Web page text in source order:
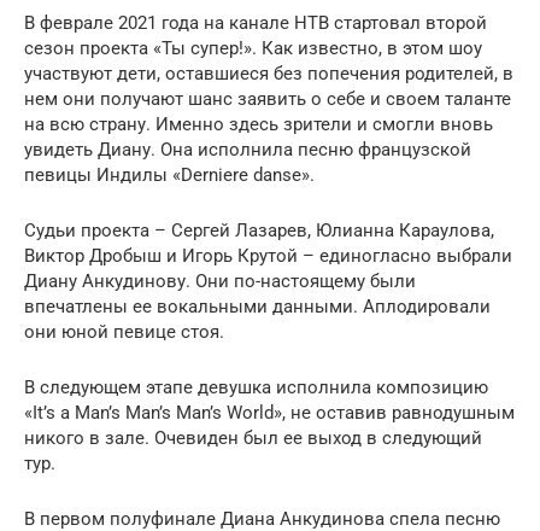
В феврале 2021 года на канале НТВ стартовал второй
сезон проекта «Ты супер!». Как известно, в этом шоу
участвуют дети, оставшиеся без попечения родителей, в
нем они получают шанс заявить о себе и своем таланте
на всю страну. Именно здесь зрители и смогли вновь
увидеть Диану. Она исполнила песню французской
певицы Индилы «Derniere danse».
Судьи проекта – Сергей Лазарев, Юлианна Караулова,
Виктор Дробыш и Игорь Крутой – единогласно выбрали
Диану Анкудинову. Они по-настоящему были
впечатлены ее вокальными данными. Аплодировали
они юной певице стоя.
В следующем этапе девушка исполнила композицию
«It’s a Man’s Man’s Man’s World», не оставив равнодушным
никого в зале. Очевиден был ее выход в следующий
тур.
В первом полуфинале Диана Анкудинова спела песню